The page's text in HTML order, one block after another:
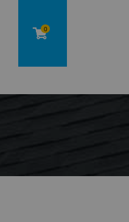
0